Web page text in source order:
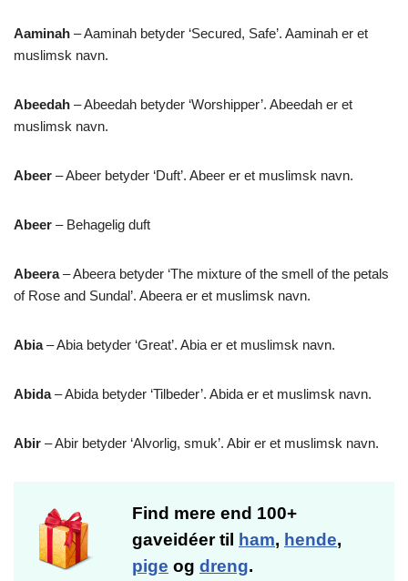
Aaminah – Aaminah betyder ‘Secured, Safe’. Aaminah er et
muslimsk navn.
Abeedah – Abeedah betyder ‘Worshipper’. Abeedah er et
muslimsk navn.
Abeer – Abeer betyder ‘Duft’. Abeer er et muslimsk navn.
Abeer – Behagelig duft
Abeera– Abeera betyder ‘The mixture of the smell of the petals
of Rose and Sundal’. Abeera er et muslimsk navn.
Abia– Abia betyder ‘Great’. Abia er et muslimsk navn.
Abida– Abida betyder ‘Tilbeder’. Abida er et muslimsk navn.
Abir – Abir betyder ‘Alvorlig, smuk’. Abir er et muslimsk navn.
Find mere end 100+
gaveidéer til
ham, hende,
pige og dreng.